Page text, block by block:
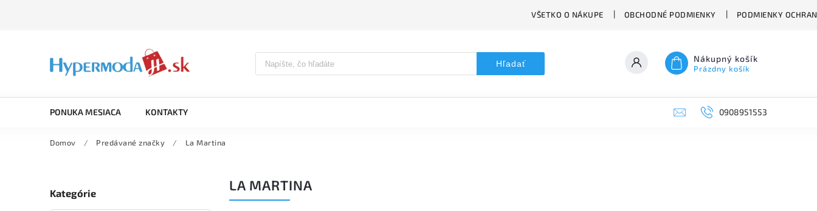
VŠETKO O NÁKUPE OBCHODNÉ PODMIENKY PODMIENKY
Hľadať Nákupný košík
Prázdny košík
PONUKA MESIACA KONTAKTY 0908951553
Domov / Predávané značky / La Martina
Kategórie LA MARTINA